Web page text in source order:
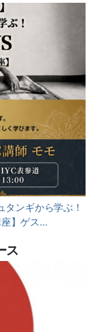
タンギから学ぶ！
座】ゲス…
ス